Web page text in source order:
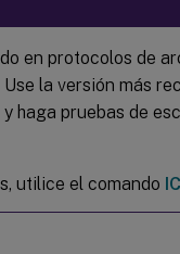
en protocolos de
la versión más
haga pruebas de
utilice el comando